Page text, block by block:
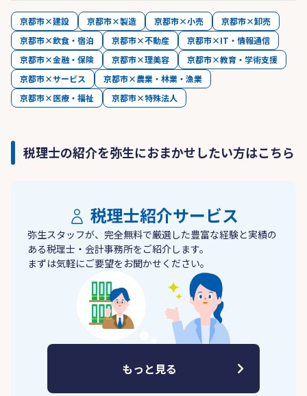
京都市×建設 京都市×製造 京都市×小売
京都市×卸売
京都市×飲食・宿泊
京都市×不動産
京都市×IT・情報通信
京都市×金融・保険
京都市×理美容
京都市×教育・学術支援
京都市×サービス
京都市×農業・林業・漁業
京都市×医療・福祉
京都市×特殊法人
税理士の紹介を弥生におまかせしたい方はこちら
税理士紹介サービス
弥生スタッフが、完全無料で厳選した豊富な経験と実績の
ある税理士・会計事務所をご紹介します。
まずは気軽にご要望をお聞かせください。
もっと見る